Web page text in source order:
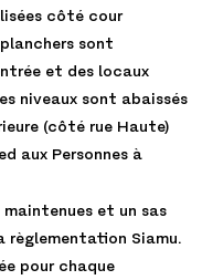
côté cour
sont
et des locaux
niveaux sont abaissés
(côté rue Haute)
aux Personnes à
et un sas
règlementation Siamu.
pour chaque